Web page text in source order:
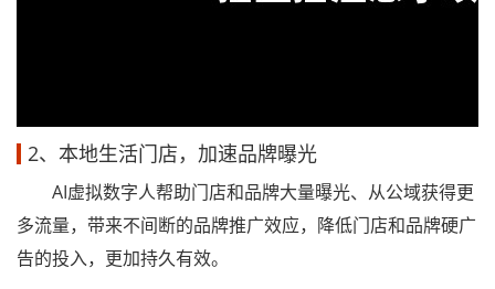
2、本地生活门店，加速品牌曝光
AI虚拟数字人帮助门店和品牌大量曝光、从公域获得更
多流量，带来不间断的品牌推广效应，降低门店和品牌硬广
告的投入，更加持久有效。